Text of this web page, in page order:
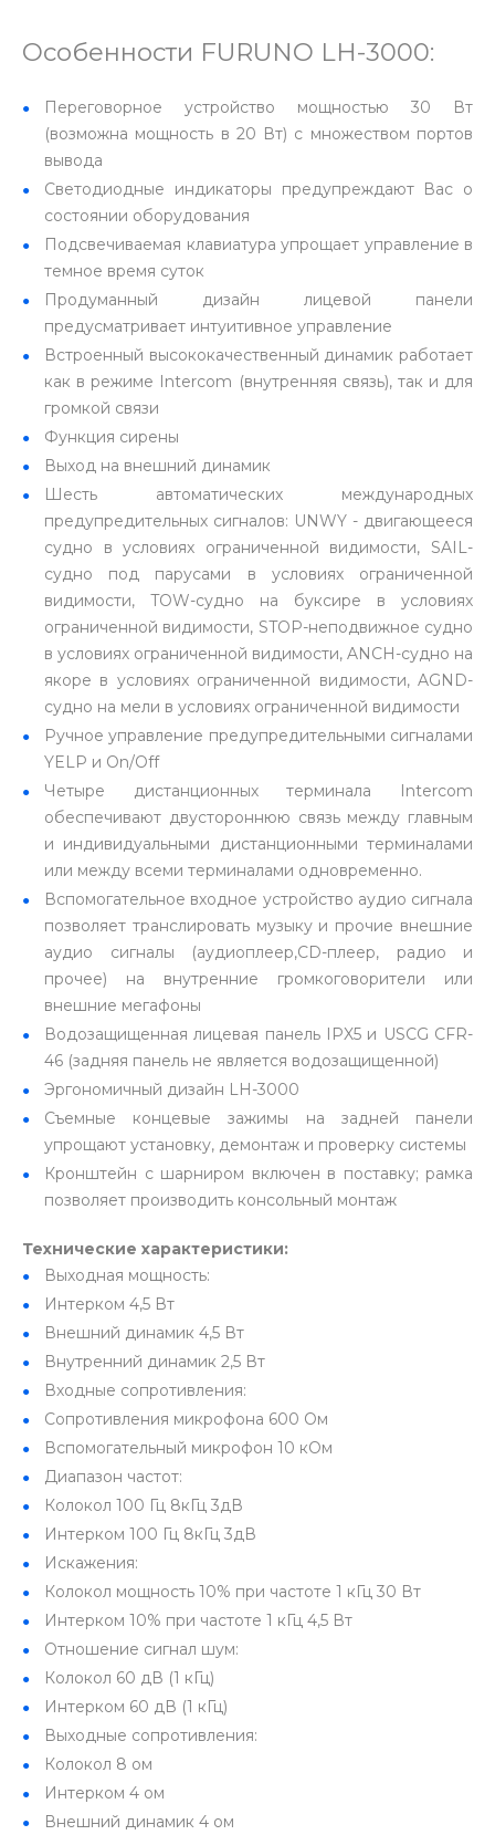
Особенности FURUNO LH-3000:
Переговорное устройство мощностью 30 Вт
(возможна мощность в 20 Вт) с множеством портов
вывода
Светодиодные индикаторы предупреждают Вас о
состоянии оборудования
Подсвечиваемая клавиатура упрощает управление в
темное время суток
Продуманный дизайн лицевой панели
предусматривает интуитивное управление
Встроенный высококачественный динамик работает
как в режиме Intercom (внутренняя связь), так и для
громкой связи
Функция сирены
Выход на внешний динамик
Шесть автоматических международных
предупредительных сигналов: UNWY - двигающееся
судно в условиях ограниченной видимости, SAIL-
судно под парусами в условиях ограниченной
видимости, TOW-судно на буксире в условиях
ограниченной видимости, STOP-неподвижное судно
в условиях ограниченной видимости, ANCH-судно на
якоре в условиях ограниченной видимости, AGND-
судно на мели в условиях ограниченной видимости
Ручное управление предупредительными сигналами
YELP и On/Off
Четыре дистанционных терминала Intercom
обеспечивают двустороннюю связь между главным
и индивидуальными дистанционными терминалами
или между всеми терминалами одновременно.
Вспомогательное входное устройство аудио сигнала
позволяет транслировать музыку и прочие внешние
аудио сигналы (аудиоплеер,CD-плеер, радио и
прочее) на внутренние громкоговорители или
внешние мегафоны
Водозащищенная лицевая панель IPX5 и USCG CFR-
46 (задняя панель не является водозащищенной)
Эргономичный дизайн LH-3000
Съемные концевые зажимы на задней панели
упрощают установку, демонтаж и проверку системы
Кронштейн с шарниром включен в поставку; рамка
позволяет производить консольный монтаж
Технические характеристики:
Выходная мощность:
Интерком 4,5 Вт
Внешний динамик 4,5 Вт
Внутренний динамик 2,5 Вт
Входные сопротивления:
Сопротивления микрофона 600 Ом
Вспомогательный микрофон 10 кОм
Диапазон частот:
Колокол 100 Гц 8кГц 3дВ
Интерком 100 Гц 8кГц 3дВ
Искажения:
Колокол мощность 10% при частоте 1 кГц 30 Вт
Интерком 10% при частоте 1 кГц 4,5 Вт
Отношение сигнал шум:
Колокол 60 дВ (1 кГц)
Интерком 60 дВ (1 кГц)
Выходные сопротивления:
Колокол 8 ом
Интерком 4 ом
Внешний динамик 4 ом